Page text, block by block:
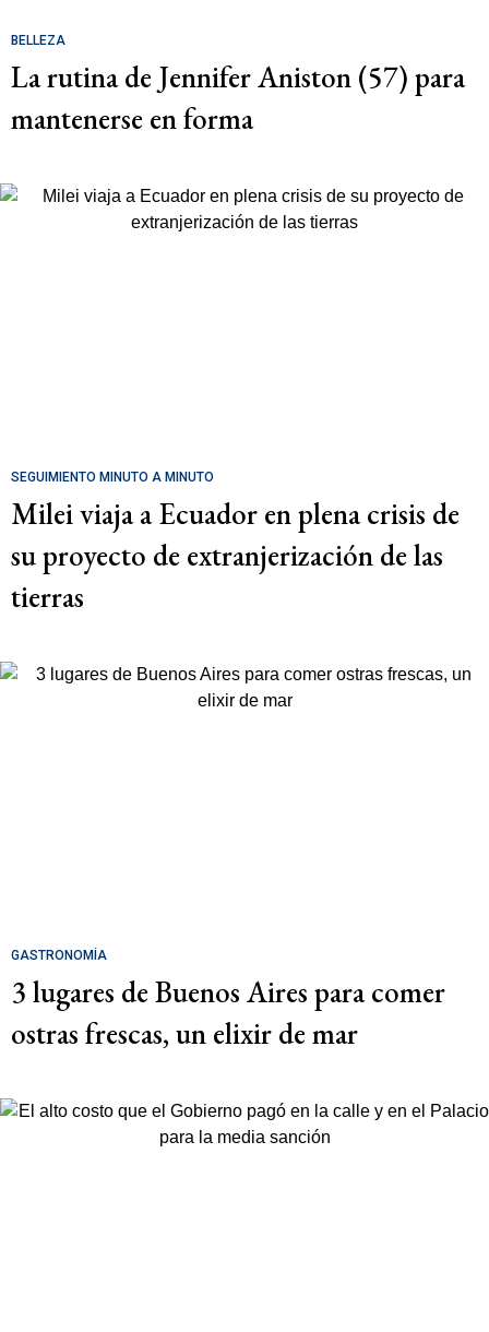
BELLEZA
La rutina de Jennifer Aniston (57) para
mantenerse en forma
SEGUIMIENTO MINUTO A MINUTO
Milei viaja a Ecuador en plena crisis de
su proyecto de extranjerización de las
tierras
GASTRONOMÍA
3 lugares de Buenos Aires para comer
ostras frescas, un elixir de mar